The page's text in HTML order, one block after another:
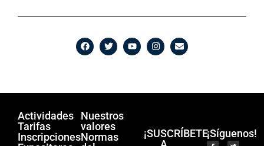
Actividades
Tarifas
Inscripciones
Nuestros
valores
Normas
¡SUSCRÍBETE¡Síguenos!